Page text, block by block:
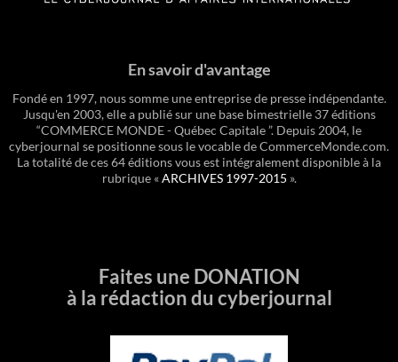
En savoir d'avantage
Fondé en 1997, nous somme une entreprise de presse indépendante.
Jusqu'en 2003, elle a publié sur une base bimestrielle 37 éditions
“COMMERCE MONDE - Québec Capitale ”. Depuis 2004, le
cyberjournal se positionne sous le vocable de CommerceMonde.com.
La totalité de ces 64 éditions vous est intégralement disponible à la
rubrique «ARCHIVES 1997-2015 ».
Faites une DONATION
à la rédaction du cyberjournal